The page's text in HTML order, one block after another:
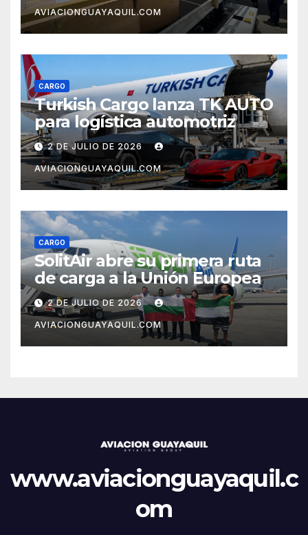
AVIACIONGUAYAQUIL.COM
CARGO
Turkish Cargo lanza TK AUTO
para logística automotriz
2 DE JULIO DE 2026
AVIACIONGUAYAQUIL.COM
CARGO
SolitAir abre su primera ruta
de carga a la Unión Europea
2 DE JULIO DE 2026
AVIACIONGUAYAQUIL.COM
www.aviacionguayaquil.c
om